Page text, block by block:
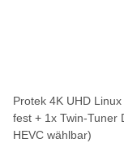
Protek 4K UHD
fest + 1x Twin-Tuner
HEVC wählbar)